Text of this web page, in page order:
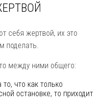
себя жертвой, их это
поделать.
между ними общего:
что как только
остановке, то приходит